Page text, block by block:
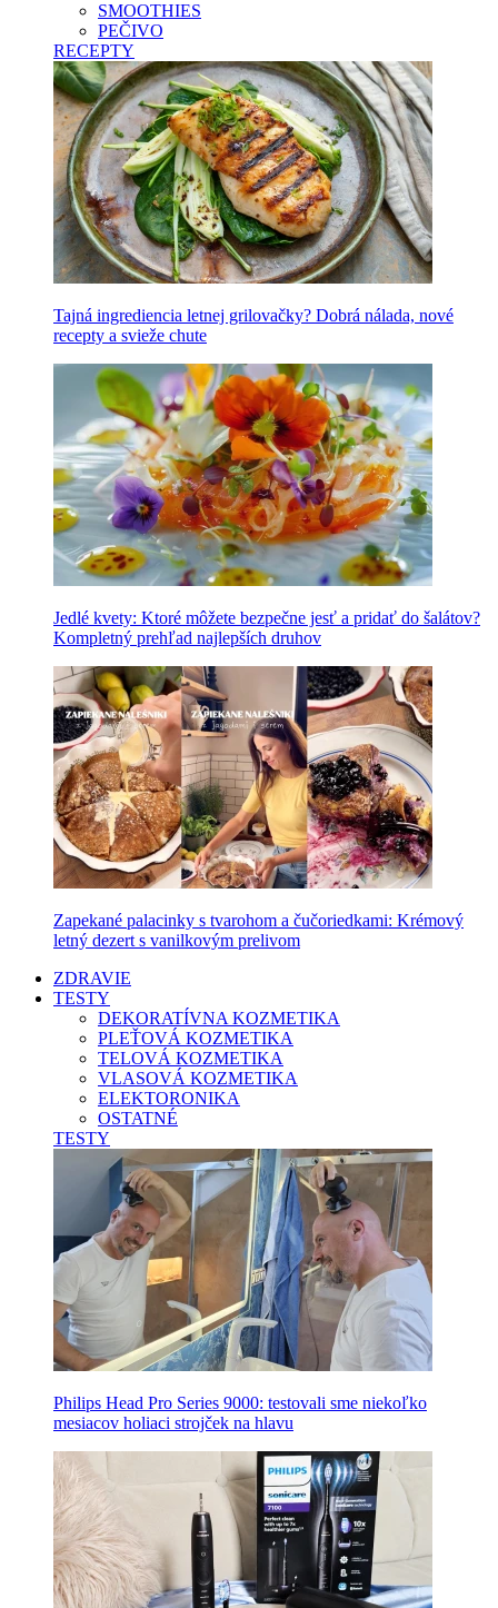
SMOOTHIES
PEČIVO
RECEPTY
Tajná ingrediencia letnej grilovačky? Dobrá nálada, nové
recepty a svieže chute
Jedlé kvety: Ktoré môžete bezpečne jesť a pridať do šalátov?
Kompletný prehľad najlepších druhov
Zapekané palacinky s tvarohom a čučoriedkami: Krémový
letný dezert s vanilkovým prelivom
ZDRAVIE
TESTY
DEKORATÍVNA KOZMETIKA
PLEŤOVÁ KOZMETIKA
TELOVÁ KOZMETIKA
VLASOVÁ KOZMETIKA
ELEKTORONIKA
OSTATNÉ
TESTY
Philips Head Pro Series 9000: testovali sme niekoľko
mesiacov holiaci strojček na hlavu